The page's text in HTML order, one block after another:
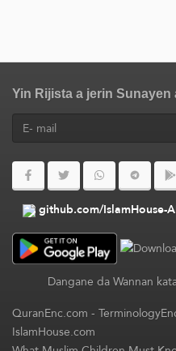
Yin Rijista a jerin
github.com/IslamHouse-
Dangane da Wannan
QuranEnc.com-
IslamHouse.com